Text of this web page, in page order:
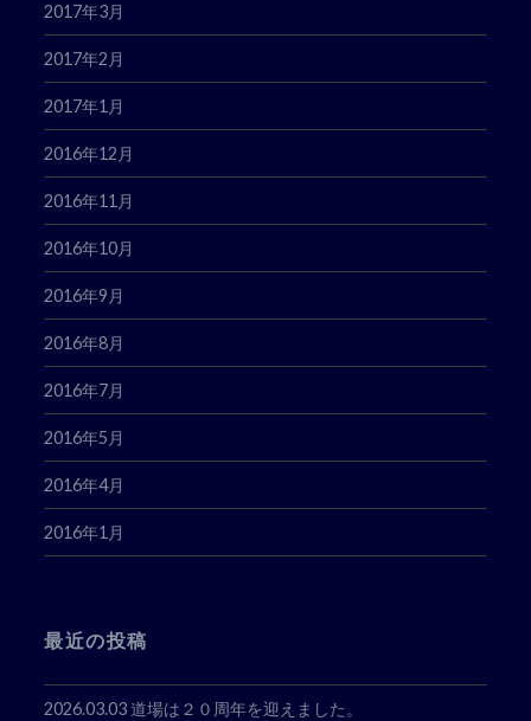
2017年3月
2017年2月
2017年1月
2016年12月
2016年11月
2016年10月
2016年9月
2016年8月
2016年7月
2016年5月
2016年4月
2016年1月
最近の投稿
2026.03.03 道場は２０周年を迎えました。